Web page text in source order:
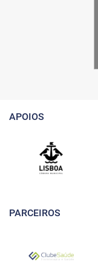
APOIOS
PARCEIROS